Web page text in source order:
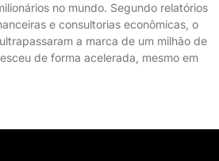
no mundo. Segundo relatórios
e consultorias econômicas, o
a marca de um milhão de
de forma acelerada, mesmo em